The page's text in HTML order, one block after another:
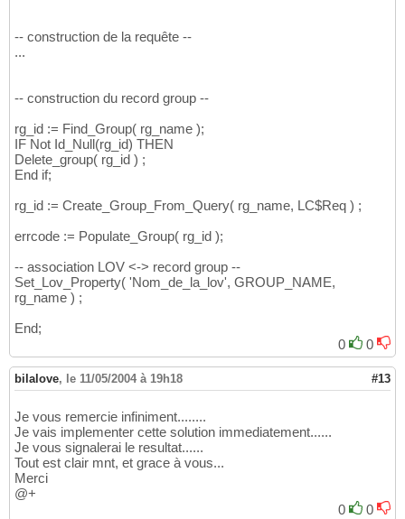
-- construction de la requête --
...
-- construction du record group --
rg_id := Find_Group( rg_name );
IF Not Id_Null(rg_id) THEN
Delete_group( rg_id ) ;
End if;
rg_id := Create_Group_From_Query( rg_name, LC$Req ) ;
errcode := Populate_Group( rg_id );
-- association LOV <-> record group --
Set_Lov_Property( 'Nom_de_la_lov', GROUP_NAME,
rg_name ) ;
End;
0
0
bilalove, le 11/05/2004 à 19h18 #13
Je vous remercie infiniment........
Je vais implementer cette solution immediatement......
Je vous signalerai le resultat......
Tout est clair mnt, et grace à vous...
Merci
@+
0
0